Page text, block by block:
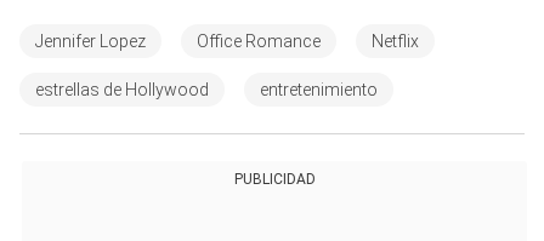
Jennifer Lopez Office Romance Netflix
estrellas de Hollywood entretenimiento
PUBLICIDAD